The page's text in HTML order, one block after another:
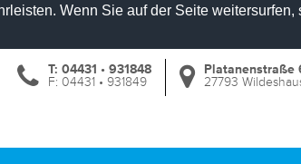
Wenn Sie auf der Seite
T: 04431 • 931848
F: 04431 • 931849
Platanenstraße
27793